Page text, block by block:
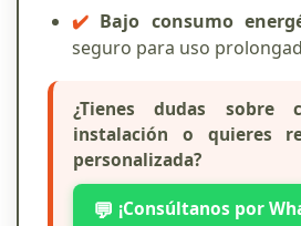
✔️ Bajo consumo
seguro para uso
¿Tienes dudas sobre
instalación o quieres
personalizada?
💬 ¡Consúltanos por